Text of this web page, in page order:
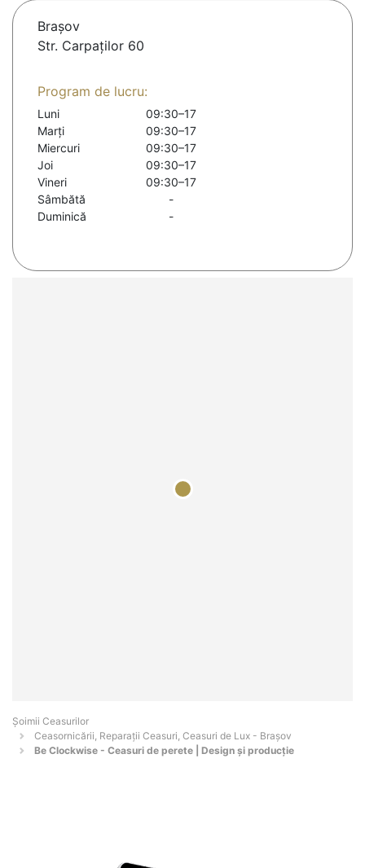
Braşov
Str. Carpaților 60
Program de lucru:
Luni
09:30–17
Marți
09:30–17
Miercuri
09:30–17
Joi
09:30–17
Vineri
09:30–17
Sâmbătă
-
Duminică
-
Șoimii Ceasurilor
Ceasornicării, Reparații Ceasuri, Ceasuri de Lux - Braşov
Be Clockwise - Ceasuri de perete | Design și producție